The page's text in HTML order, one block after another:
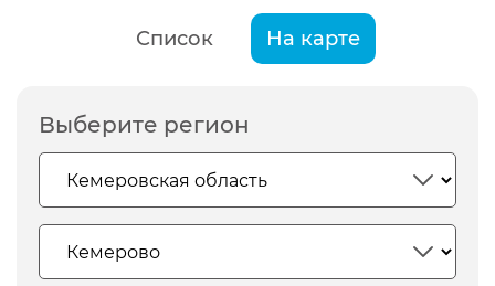
Список На карте
Выберите регион